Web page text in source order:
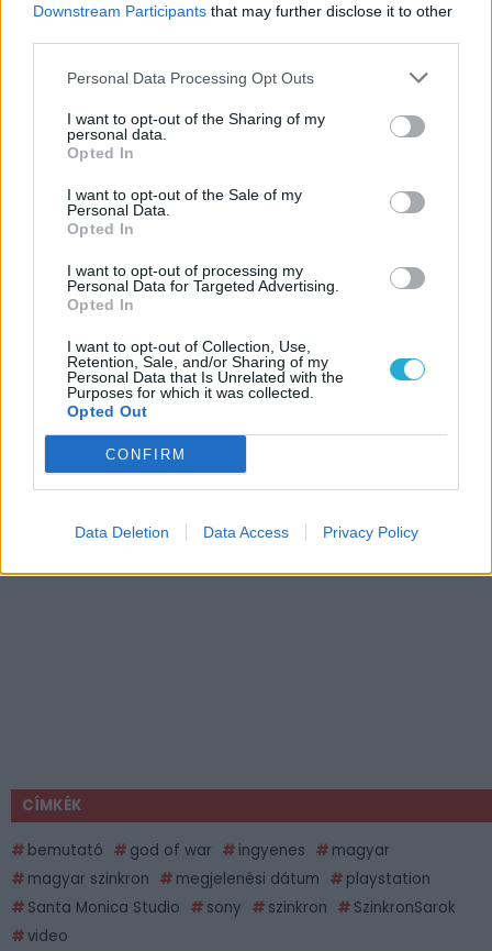
Downstream Participants that may further disclose it to other
Personal Data Processing Opt Outs
I want to opt-out of the Sharing of my
personal data.
Opted In
I want to opt-out of the Sale of my
Personal Data.
Opted In
I want to opt-out of processing my
Personal Data for Targeted Advertising.
Opted In
I want to opt-out of Collection, Use,
Retention, Sale, and/or Sharing of my
Personal Data that Is Unrelated with the
Purposes for which it was collected.
Opted Out
CONFIRM
Data Deletion Data Access Privacy Policy
CÍMKÉK
bemutató god of war ingyenes
magyar
magyar szinkron
megjelenési dátum
playstation
Santa Monica Studio
sony szinkron
SzinkronSarok
video